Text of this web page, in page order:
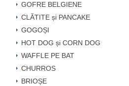
GOFRE BELGIENE
CLĂTITE și PANCAKE
GOGOȘI
HOT DOG și CORN DOG
WAFFLE PE BAT
CHURROS
BRIOȘE